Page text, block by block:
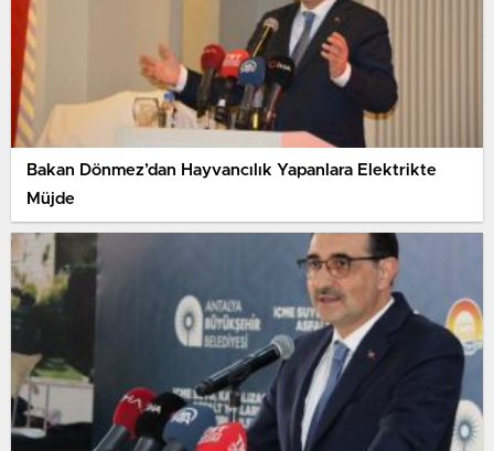
Bakan Dönmez’dan Hayvancılık Yapanlara Elektrikte
Müjde